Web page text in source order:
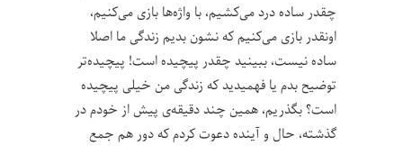
چقدر ساده درد می‌کشیم، با واژه‌ها بازی می‌کنیم،
اونقدر بازی می‌کنیم که نشون بدیم زندگی ما اصلا
ساده نیست، ببینید چقدر پیچیده است! پیچیده‌تر
توضیح بدم یا فهمیدید که زندگی من خیلی پیچیده
است؟ بگذریم، همین چند دقیقه‌ی پیش از خودم در
گذشته، حال و آینده دعوت کردم که دور هم جمع